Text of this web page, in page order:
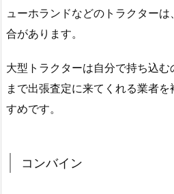
ューホランドなどのトラクター
合があります。
大型トラクターは自分で持ち込
まで出張査定に来てくれる業者
すめです。
コンバイン